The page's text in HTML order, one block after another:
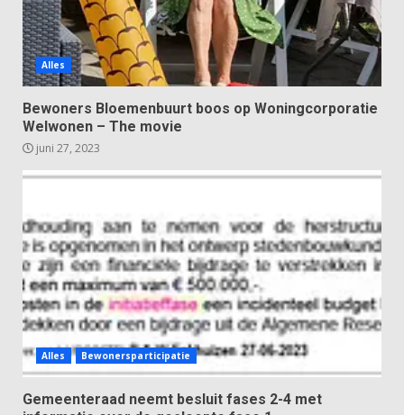
Alles
Bewoners Bloemenbuurt boos op Woningcorporatie
Welwonen – The movie
juni 27, 2023
Alles Bewonersparticipatie
Gemeenteraad neemt besluit fases 2-4 met